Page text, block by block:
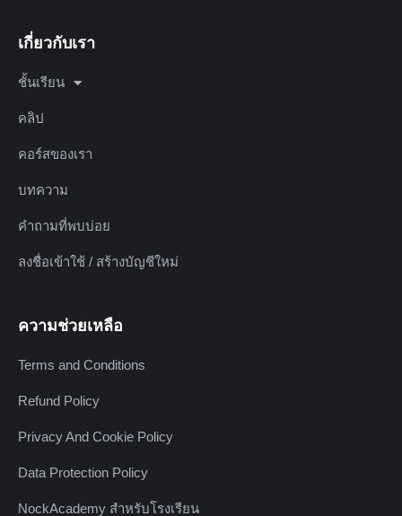
เกี่ยวกับเรา
ชั้นเรียน
คลิป
คอร์สของเรา
บทความ
คำถามที่พบบ่อย
ลงชื่อเข้าใช้ / สร้างบัญชีใหม่
ความช่วยเหลือ
Terms and Conditions
Refund Policy
Privacy And Cookie Policy
Data Protection Policy
NockAcademy สำหรับโรงเรียน